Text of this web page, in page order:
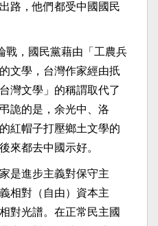
路，他們都受中國國民
戰，國民黨藉由「工農兵
文學，台灣作家經由扺
灣文學」的稱謂取代了
詭的是，余光中、洛
紅帽子打壓鄉土文學的
來都去中國示好。
是進步主義對保守主
相對（自由）資本主
對光譜。在正常民主國